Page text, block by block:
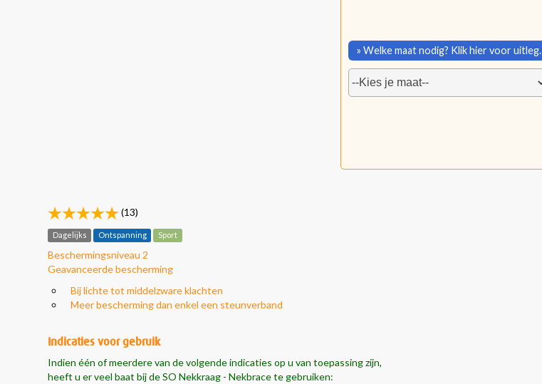
» Welke maat nodig? Klik hier voor uitleg.
(13)
Dagelijks Ontspanning Sport
Beschermingsniveau 2
Geavanceerde bescherming
Bij lichte tot middelzware klachten
Meer bescherming dan enkel een steunverband
Indicaties voor gebruik
Indien één of meerdere van de volgende indicaties op u van toepassing zijn,
heeft u er veel baat bij de SO Nekkraag - Nekbrace te gebruiken: